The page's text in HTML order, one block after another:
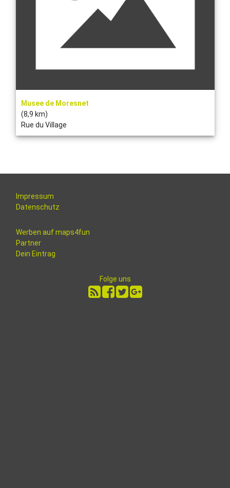
Musee de Moresnet
(8,9 km)
Rue du Village
Impressum
Datenschutz
Werben auf maps4fun
Partner
Dein Eintrag
Folge uns